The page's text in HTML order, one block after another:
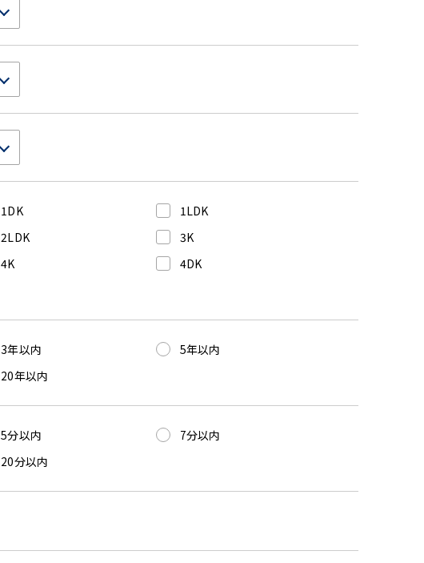
1DK
1LDK
2LDK
3K
4K
4DK
3年以内
5年以内
20年以内
5分以内
7分以内
20分以内